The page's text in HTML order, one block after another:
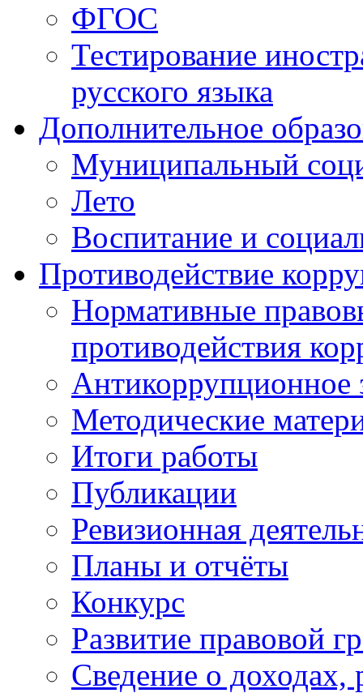
ФГОС
Тестирование
русского языка
Дополнительное
Муниципальный
Лето
Воспитание и
Противодействие
Нормативные
противодействия
Антикоррупционное
Методические
Итоги работы
Публикации
Ревизионная
Планы и отчёты
Конкурс
Развитие правовой
Сведение о доходах,